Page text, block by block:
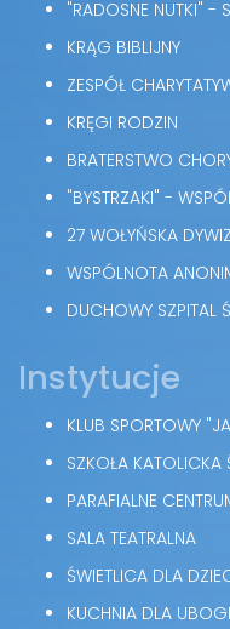
"RADOSNE NUTKI" -
KRĄG BIBLIJNY
ZESPÓŁ
KRĘGI RODZIN
BRATERSTWO
"BYSTRZAKI" -
27 WOŁYŃSKA
WSPÓLNOTA
DUCHOWY SZPITAL
Instytucje
KLUB SPORTOWY
SZKOŁA
PARAFIALNE
SALA TEATRALNA
ŚWIETLICA DLA
KUCHNIA DLA